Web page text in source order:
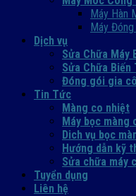
Máy Hàn
Máy Đóng
Dịch vụ
Sửa Chữa Máy
Sửa Chữa Biến
Đóng gói gia
Tin Tức
Màng co nhiệt
Máy bọc màng
Dich vụ bọc
Hướng dẫn kỹ
Sửa chữa máy
Tuyển dụng
Liên hệ